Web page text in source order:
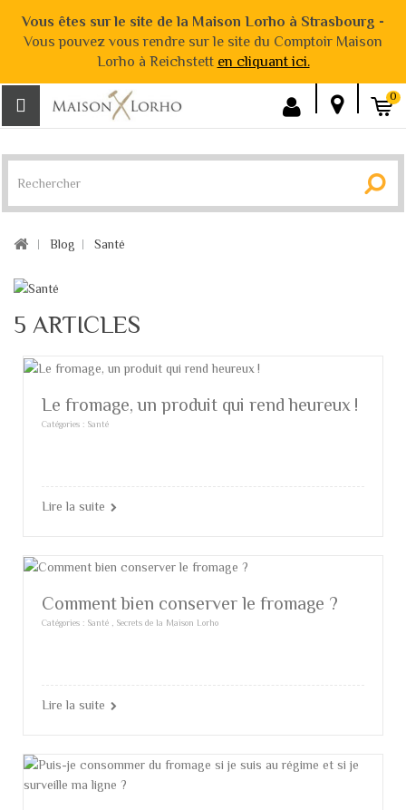
Vous êtes sur le site de la Maison Lorho à Strasbourg -
Vous pouvez vous rendre sur le site du Comptoir Maison
Lorho à Reichstett en cliquant ici.
0
Blog Santé
5 ARTICLES
Le fromage, un produit qui rend heureux !
Catégories : Santé
Lire la suite
Comment bien conserver le fromage ?
Catégories : Santé , Secrets de la Maison Lorho
Lire la suite